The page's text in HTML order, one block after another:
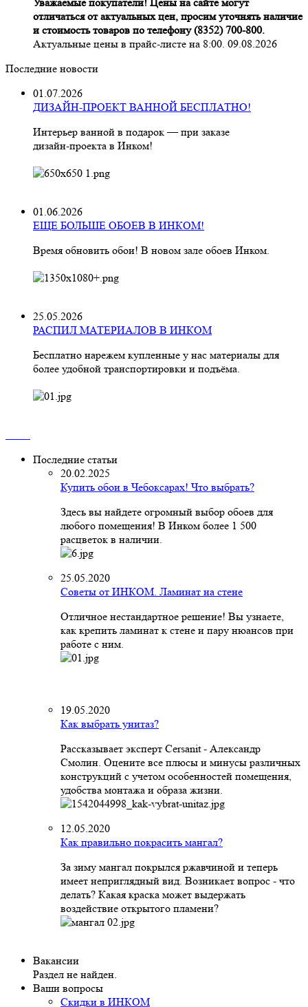
отличаться от актуальных цен, просим уточнять наличие
и стоимость товаров по телефону (8352) 700-800.
Актуальные цены в прайс-листе на 8:00. 09.08.2026
Последние новости
01.07.2026
ДИЗАЙН-ПРОЕКТ ВАННОЙ БЕСПЛАТНО!
Интерьер ванной в подарок — при заказе
дизайн‑проекта в Инком!
01.06.2026
ЕЩЕ БОЛЬШЕ ОБОЕВ В ИНКОМ!
Время обновить обои! В новом зале обоев Инком.
25.05.2026
РАСПИЛ МАТЕРИАЛОВ В ИНКОМ
Бесплатно нарежем купленные у нас материалы для
более удобной транспортировки и подъёма.
Последние статьи
20.02.2025
Купить обои в Чебоксарах! Что выбрать?
Здесь вы найдете огромный выбор обоев для
любого помещения! В Инком более 1 500
расцветок в наличии.
25.05.2020
Советы от ИНКОМ. Ламинат на стене
Отличное нестандартное решение! Вы узнаете,
как крепить ламинат к стене и пару нюансов при
работе с ним.
19.05.2020
Как выбрать унитаз?
Рассказывает эксперт Cersanit - Александр
Смолин. Оцените все плюсы и минусы различных
конструкций с учетом особенностей помещения,
удобства монтажа и образа жизни.
12.05.2020
Как правильно покрасить мангал?
За зиму мангал покрылся ржавчиной и теперь
имеет неприглядный вид. Возникает вопрос - что
делать? Какая краска может выдержать
воздействие открытого пламени?
Вакансии
Раздел не найден.
Ваши вопросы
Скидки в ИНКОМ